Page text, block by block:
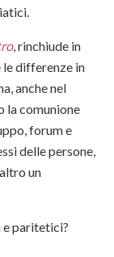
, rinchiude in
differenze in
anche nel
la comunione
forum e
delle persone,
un
paritetici?